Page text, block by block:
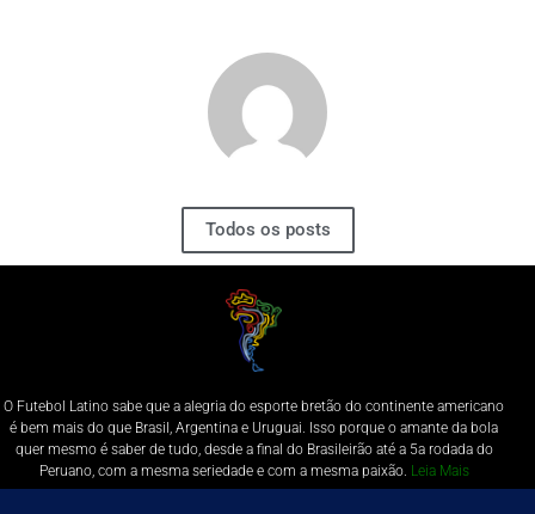
Todos os posts
O Futebol Latino sabe que a alegria do esporte bretão do continente americano
é bem mais do que Brasil, Argentina e Uruguai. Isso porque o amante da bola
quer mesmo é saber de tudo, desde a final do Brasileirão até a 5a rodada do
Peruano, com a mesma seriedade e com a mesma paixão. Leia Mais